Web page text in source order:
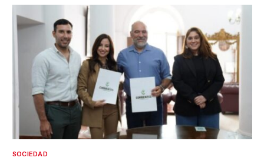
SOCIEDAD